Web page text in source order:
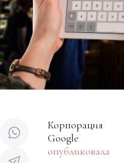
Корпорация
Google
опубликовала